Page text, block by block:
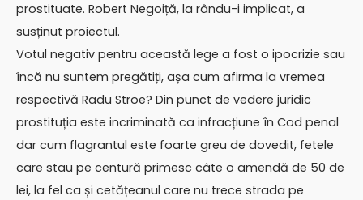
prostituate. Robert Negoiță, la rându-i implicat, a
susținut proiectul.
Votul negativ pentru această lege a fost o ipocrizie sau
încă nu suntem pregătiți, așa cum afirma la vremea
respectivă Radu Stroe? Din punct de vedere juridic
prostituția este incriminată ca infracțiune în Cod penal
dar cum flagrantul este foarte greu de dovedit, fetele
care stau pe centură primesc câte o amendă de 50 de
lei, la fel ca și cetățeanul care nu trece strada pe